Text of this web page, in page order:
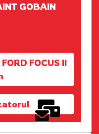
GOBAIN
FOCUS II